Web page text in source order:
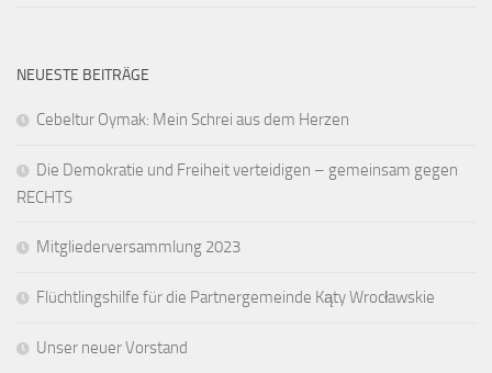
NEUESTE BEITRÄGE
Cebeltur Oymak: Mein Schrei aus dem Herzen
Die Demokratie und Freiheit verteidigen – gemeinsam gegen
RECHTS
Mitgliederversammlung 2023
Flüchtlingshilfe für die Partnergemeinde Kąty Wrocławskie
Unser neuer Vorstand